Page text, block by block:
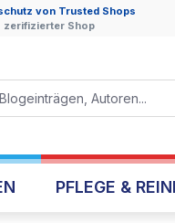
von Trusted Shops
zerifizierter Shop
PFLEGE &